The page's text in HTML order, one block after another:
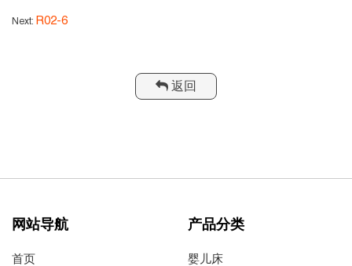
Next: R02-6
返回
网站导航
首页
产品分类
婴儿床